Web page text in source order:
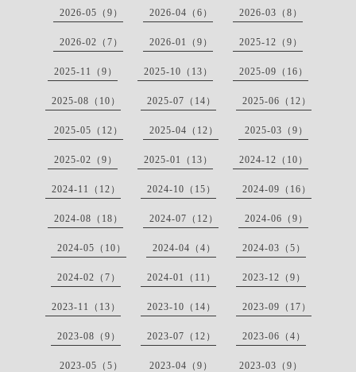
2026-05（9） 2026-04（6） 2026-03（8）
2026-02（7） 2026-01（9） 2025-12（9）
2025-11（9） 2025-10（13） 2025-09（16）
2025-08（10） 2025-07（14） 2025-06（12）
2025-05（12） 2025-04（12） 2025-03（9）
2025-02（9） 2025-01（13） 2024-12（10）
2024-11（12） 2024-10（15） 2024-09（16）
2024-08（18） 2024-07（12） 2024-06（9）
2024-05（10） 2024-04（4） 2024-03（5）
2024-02（7） 2024-01（11） 2023-12（9）
2023-11（13） 2023-10（14） 2023-09（17）
2023-08（9） 2023-07（12） 2023-06（4）
2023-05（5） 2023-04（9） 2023-03（9）